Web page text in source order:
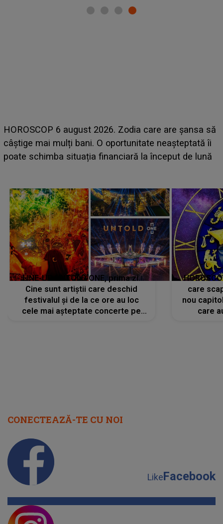
are șansa să
neașteptată îi
de lună
LINE-UP UNTOLD ONE, ziua 2. La
scena principală a festivalului Zara
suedeză a ajuns deja în România și
LINE-UP UNTOLD ONE, prima zi.
Cine sunt artiștii care deschid
festivalul și de la ce ore au loc
cele mai așteptate concerte pe
care
nou
care
CONECTEAZĂ-TE CU NOI
LikeFacebook